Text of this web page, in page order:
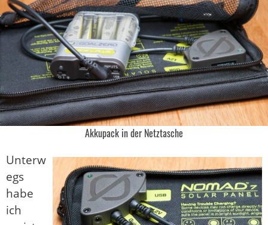
Akkupack in der Netztasche
Unterw
egs
habe
ich